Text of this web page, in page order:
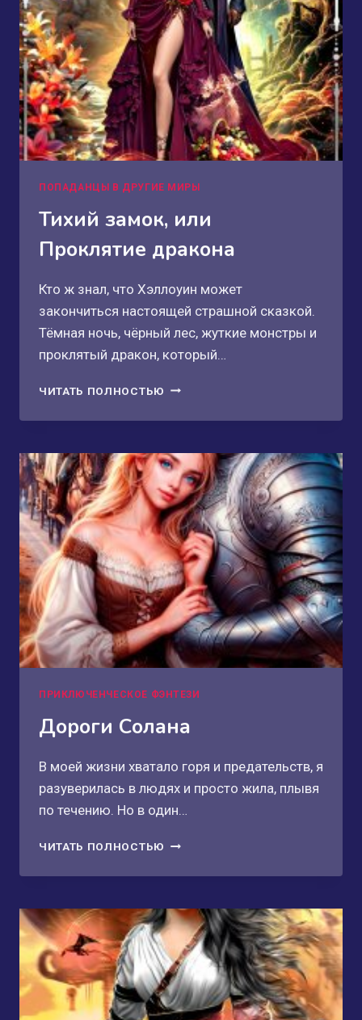
ПОПАДАНЦЫ В ДРУГИЕ МИРЫ
Тихий замок, или
Проклятие дракона
Кто ж знал, что Хэллоуин может
закончиться настоящей страшной сказкой.
Тёмная ночь, чёрный лес, жуткие монстры и
проклятый дракон, который…
ЧИТАТЬ ПОЛНОСТЬЮ ТИХИЙ
ИЛИ
ДРАКОНА
ПРИКЛЮЧЕНЧЕСКОЕ ФЭНТЕЗИ
Дороги Солана
В моей жизни хватало горя и предательств, я
разуверилась в людях и просто жила, плывя
по течению. Но в один…
ЧИТАТЬ ПОЛНОСТЬЮ ДОРОГИ